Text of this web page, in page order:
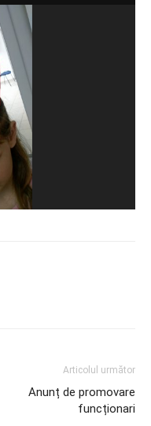
Articolul următor
Anunț de promovare
funcționari